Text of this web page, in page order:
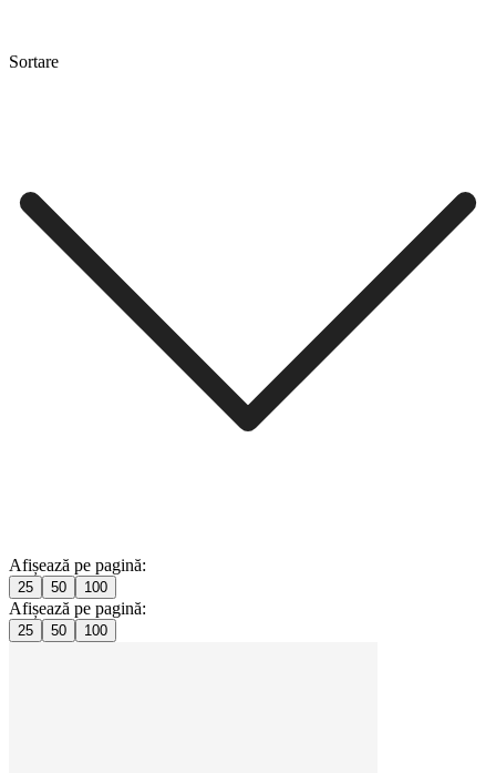
Sortare
Afișează pe pagină:
25 50 100
Afișează pe pagină:
25 50 100